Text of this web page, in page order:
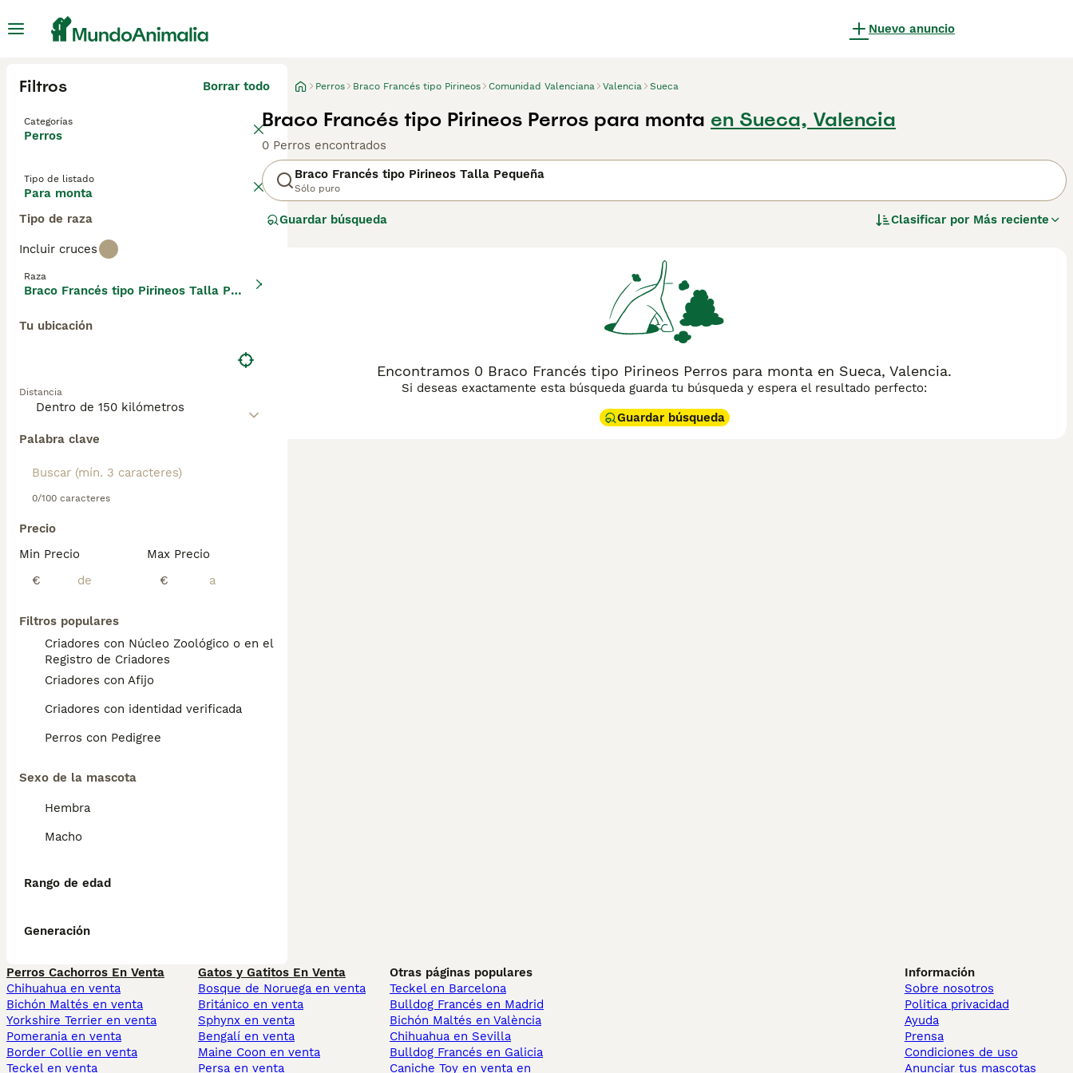
Nuevo anuncio
Filtros Borrar todo
Categorías
Perros
Tipo de listado
Para monta
Tipo de raza
Incluir cruces
Raza
Braco Francés tipo Pirineos Talla Pequeña
Tu ubicación
Distancia
Palabra clave
0/100 caracteres
Precio
Min Precio
€
Max Precio
€
Filtros populares
Criadores con Núcleo Zoológico o en el
Registro de Criadores
Criadores con Afijo
Criadores con identidad verificada
Perros con Pedigree
Sexo de la mascota
Hembra
Macho
Rango de edad
Generación
Perros Braco Francés tipo Pirineos Comunidad Valenciana Valencia Sueca
Braco Francés tipo Pirineos Perros para monta en Sueca, Valencia
0 Perros encontrados
Braco Francés tipo Pirineos Talla Pequeña
Sólo puro
Guardar búsqueda Clasificar por Más reciente
Encontramos 0 Braco Francés tipo Pirineos Perros para monta en Sueca, Valencia.
Si deseas exactamente esta búsqueda guarda tu búsqueda y espera el resultado perfecto:
Guardar búsqueda
Perros Cachorros En Venta
Chihuahua en venta
Bichón Maltés en venta
Yorkshire Terrier en venta
Pomerania en venta
Border Collie en venta
Teckel en venta
Gatos y Gatitos En Venta
Bosque de Noruega en venta
Británico en venta
Sphynx en venta
Bengalí en venta
Maine Coon en venta
Persa en venta
Otras páginas populares
Teckel en Barcelona
Bulldog Francés en Madrid
Bichón Maltés en València
Chihuahua en Sevilla
Bulldog Francés en Galicia
Caniche Toy en venta en
Información
Sobre nosotros
Politica privacidad
Ayuda
Prensa
Condiciones de uso
Anunciar tus mascotas